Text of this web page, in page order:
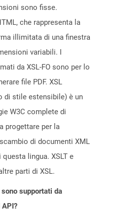
sono fisse.
che rappresenta la
illimitata di una finestra
variabili. I
da XSL-FO sono per lo
file PDF. XSL
di stile estensibile) è un
W3C complete di
progettare per la
di documenti XML
questa lingua. XSLT e
parti di XSL.
supportati da